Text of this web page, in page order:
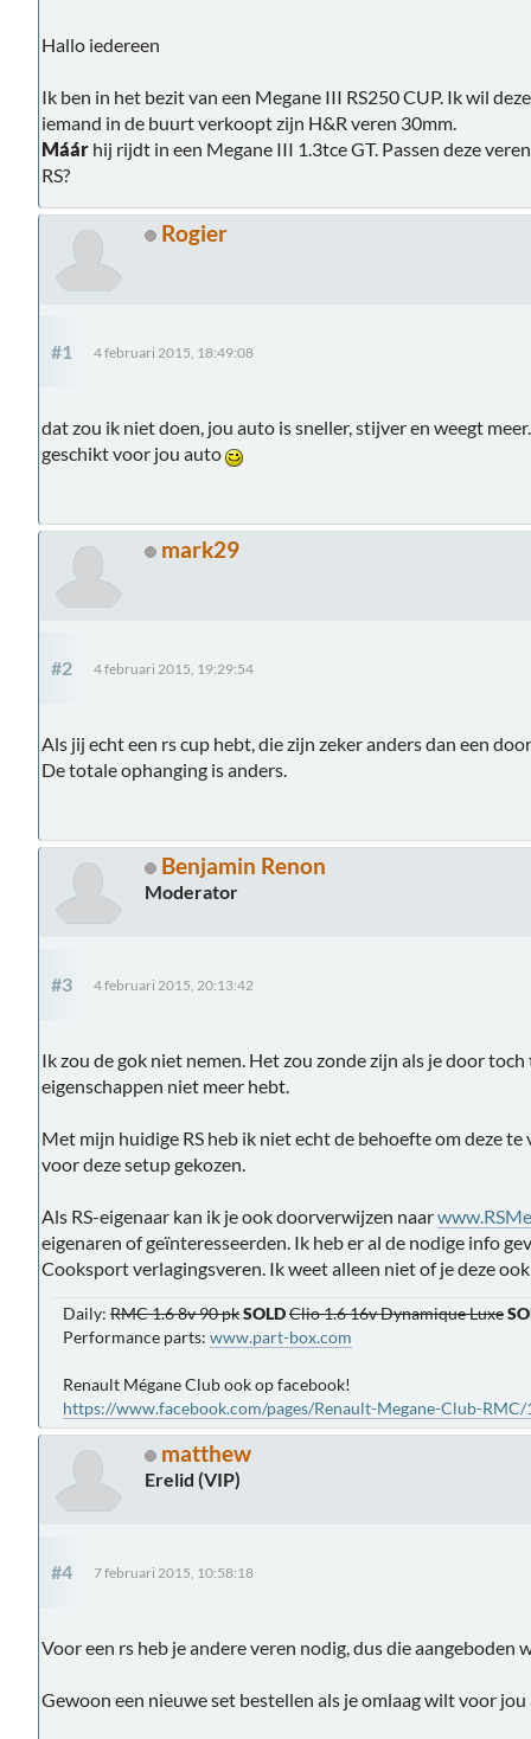
Hallo iedereen
Ik ben in het bezit van een Megane III RS250 CUP. Ik wil
iemand in de buurt verkoopt zijn H&R veren 30mm.
Máár hij rijdt in een Megane III 1.3tce GT. Passen deze
RS?
Rogier
#1 4 februari 2015, 18:49:08
dat zou ik niet doen, jou auto is sneller, stijver en weegt
geschikt voor jou auto
mark29
#2 4 februari 2015, 19:29:54
Als jij echt een rs cup hebt, die zijn zeker anders dan een
De totale ophanging is anders.
Benjamin Renon
Moderator
#3 4 februari 2015, 20:13:42
Ik zou de gok niet nemen. Het zou zonde zijn als je door
eigenschappen niet meer hebt.
Met mijn huidige RS heb ik niet echt de behoefte om deze
voor deze setup gekozen.
Als RS-eigenaar kan ik je ook doorverwijzen naar
eigenaren of geïnteresseerden. Ik heb er al de nodige info
Cooksport verlagingsveren. Ik weet alleen niet of je deze
Daily: RMC 1.6 8v 90 pkSOLDClio 1.6 16v Dynamique Luxe
Performance parts: www.part-box.com
Renault Mégane Club ook op facebook!
https://www.facebook.com/pages/Renault-Megane-Club-
matthew
Erelid (VIP)
#4 7 februari 2015, 10:58:18
Voor een rs heb je andere veren nodig, dus die aangeboden
Gewoon een nieuwe set bestellen als je omlaag wilt voor